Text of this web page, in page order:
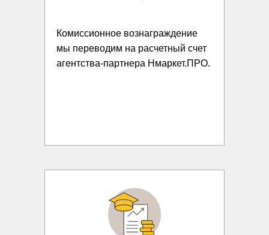
Комиссионное вознаграждение
мы переводим на расчетный счет
агентства-партнера Нмаркет.ПРО.